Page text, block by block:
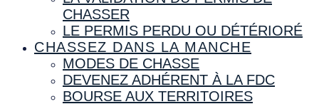
CHASSER
LE PERMIS PERDU OU DÉTÉRIORÉ
CHASSEZ DANS LA MANCHE
MODES DE CHASSE
DEVENEZ ADHÉRENT À LA FDC
BOURSE AUX TERRITOIRES